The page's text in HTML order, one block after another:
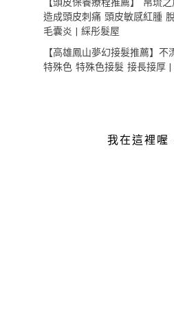
【頭皮保養療程推薦】 帛琉
造成頭皮刺痛 頭皮敏感紅腫
毛囊炎 | 綵彤髮屋
【高雄鳳山夢幻接髮推薦】
特殊色 特殊色接髮 接長接厚 |
我在這裡喔